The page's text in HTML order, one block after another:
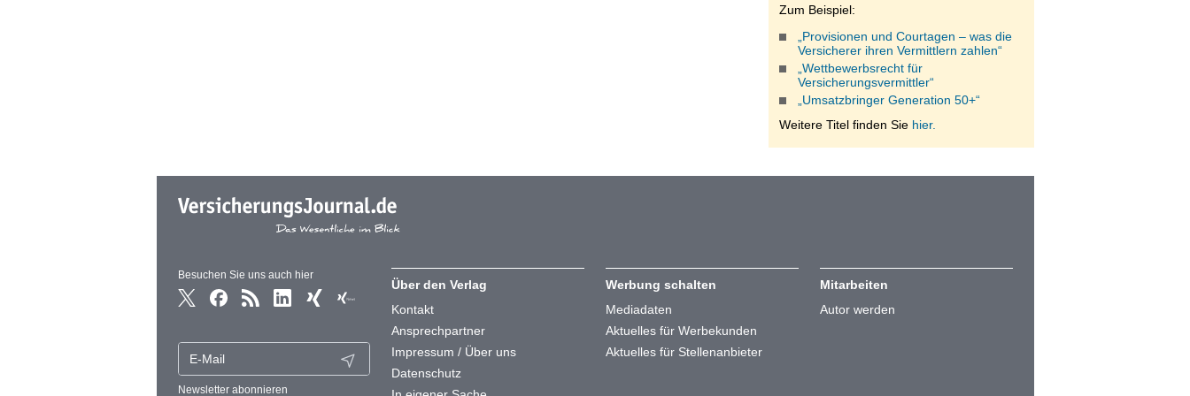
Zum Beispiel:
„Provisionen und Courtagen – was die
Versicherer ihren Vermittlern zahlen“
„Wettbewerbsrecht für
Versicherungsvermittler“
„Umsatzbringer Generation 50+“
Weitere Titel finden Sie hier.
Besuchen Sie uns auch hier
Newsletter abonnieren
Über den Verlag
Kontakt
Ansprechpartner
Impressum / Über uns
Datenschutz
Werbung schalten
Mediadaten
Aktuelles für Werbekunden
Aktuelles für Stellenanbieter
Mitarbeiten
Autor werden